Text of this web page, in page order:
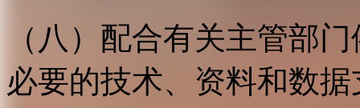
（八）配合有关主管部
必要的技术、资料和数